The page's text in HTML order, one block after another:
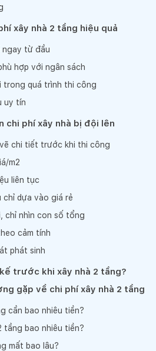
xây nhà 2 tầng hiệu quả
ngay từ đầu
hợp với ngân sách
trong quá trình thi công
uy tín
chi phí xây nhà bị đội lên
chi tiết trước khi thi công
m2
liên tục
chỉ dựa vào giá rẻ
chỉ nhìn con số tổng
cảm tính
phát sinh
trước khi xây nhà 2 tầng?
gặp về chi phí xây nhà 2 tầng
cần bao nhiêu tiền?
tầng bao nhiêu tiền?
mất bao lâu?